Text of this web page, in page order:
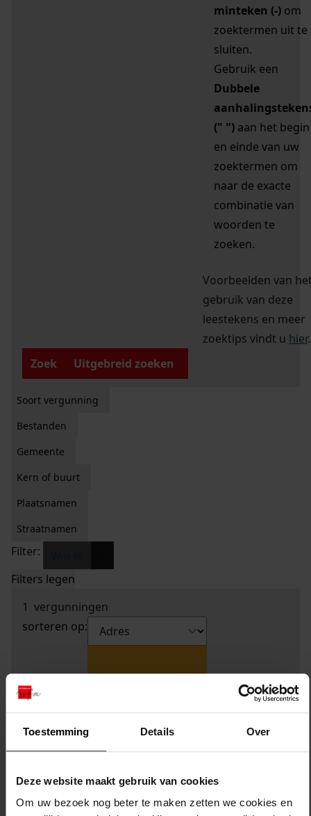
Toestemming Details Over
Deze website maakt gebruik van cookies
Om uw bezoek nog beter te maken zetten we cookies en
minteken (-) om
zoektermen uit te
sluiten.
Gebruik een
Dubbele
(" ") aan het begin
en einde van uw
zoektermen om
naar de exacte
combinatie van
woorden te
zoeken.
Voorbeelden van
gebruik van deze
leestekens en meer
zoektips vindt u hier.
Zoek
Uitgebreid zoeken
Soort vergunning
Bestanden
Gemeente
Kern of buurt
Plaatsnamen
Straatnamen
Filter:
Filters legen
1 vergunningen
sorteren op: